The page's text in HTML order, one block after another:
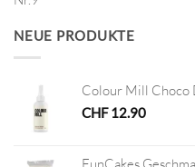
NEUE PRODUKTE
Colour Mill Choco
CHF12.90